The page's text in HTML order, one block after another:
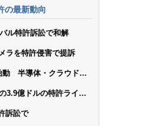
の最新動向
ル特許訴訟で和解
ラを特許侵害で提訴
動 半導体・クラウド・
3.9億ドルの特許ライセ
訴訟で